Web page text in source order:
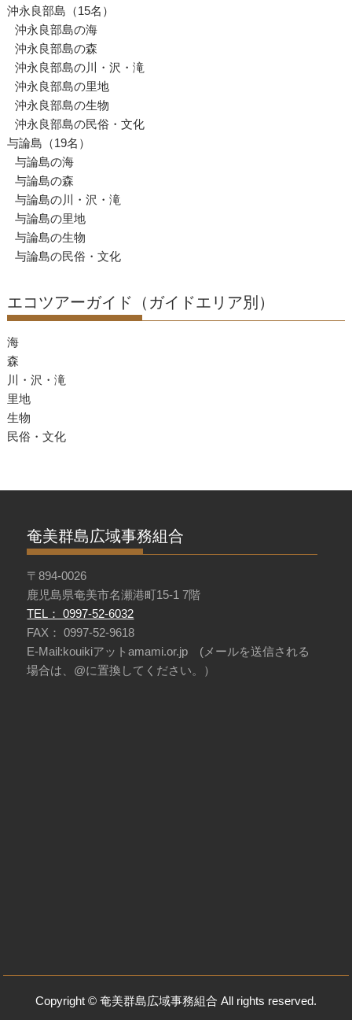
沖永良部島（15名）
沖永良部島の海
沖永良部島の森
沖永良部島の川・沢・滝
沖永良部島の里地
沖永良部島の生物
沖永良部島の民俗・文化
与論島（19名）
与論島の海
与論島の森
与論島の川・沢・滝
与論島の里地
与論島の生物
与論島の民俗・文化
エコツアーガイド（ガイドエリア別）
海
森
川・沢・滝
里地
生物
民俗・文化
奄美群島広域事務組合
〒894-0026
鹿児島県奄美市名瀬港町15-1 7階
TEL： 0997-52-6032
FAX： 0997-52-9618
E-Mail:kouikiアットamami.or.jp (メールを送信される
場合は、@に置換してください。）
Copyright © 奄美群島広域事務組合 All rights reserved.